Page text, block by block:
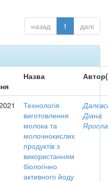
назад 1 далі
Назва
Технологія
виготовлення
молока та
молочнокислих
продуктів з
використанням
біологічно
активного йоду
Діана